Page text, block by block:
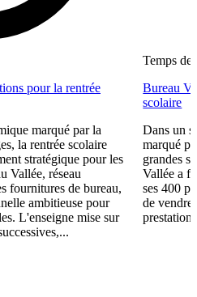
pour la rentrée
marqué par la
la rentrée scolaire
stratégique pour les
Vallée, réseau
fournitures de bureau,
ambitieuse pour
L'enseigne mise sur
Temps de
Bureau
scolaire
Dans un
marqué
grandes
Vallée a
ses 400
de vendre